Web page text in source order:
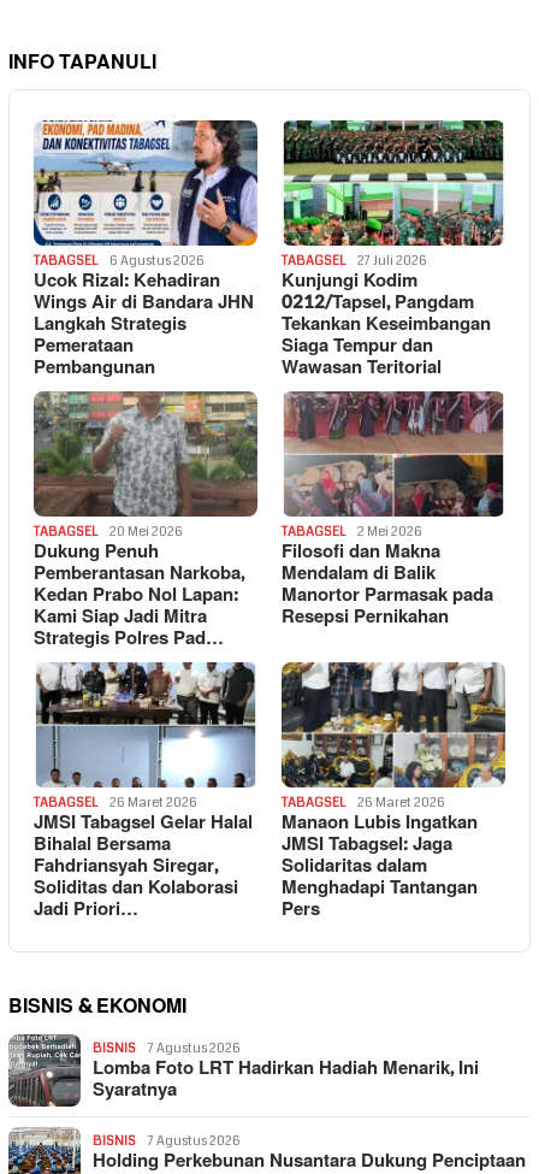
INFO TAPANULI
TABAGSEL 6 Agustus 2026
Ucok Rizal: Kehadiran
Wings Air di Bandara JHN
Langkah Strategis
Pemerataan
Pembangunan
TABAGSEL 27 Juli 2026
Kunjungi Kodim
0212/Tapsel, Pangdam
Tekankan Keseimbangan
Siaga Tempur dan
Wawasan Teritorial
TABAGSEL 20 Mei 2026
Dukung Penuh
Pemberantasan Narkoba,
Kedan Prabo Nol Lapan:
Kami Siap Jadi Mitra
Strategis Polres Pad…
TABAGSEL 2 Mei 2026
Filosofi dan Makna
Mendalam di Balik
Manortor Parmasak pada
Resepsi Pernikahan
TABAGSEL 26 Maret 2026
JMSI Tabagsel Gelar Halal
Bihalal Bersama
Fahdriansyah Siregar,
Soliditas dan Kolaborasi
Jadi Priori…
TABAGSEL 26 Maret 2026
Manaon Lubis Ingatkan
JMSI Tabagsel: Jaga
Solidaritas dalam
Menghadapi Tantangan
Pers
BISNIS & EKONOMI
BISNIS 7 Agustus 2026
Lomba Foto LRT Hadirkan Hadiah Menarik, Ini
Syaratnya
BISNIS 7 Agustus 2026
Holding Perkebunan Nusantara Dukung Penciptaan